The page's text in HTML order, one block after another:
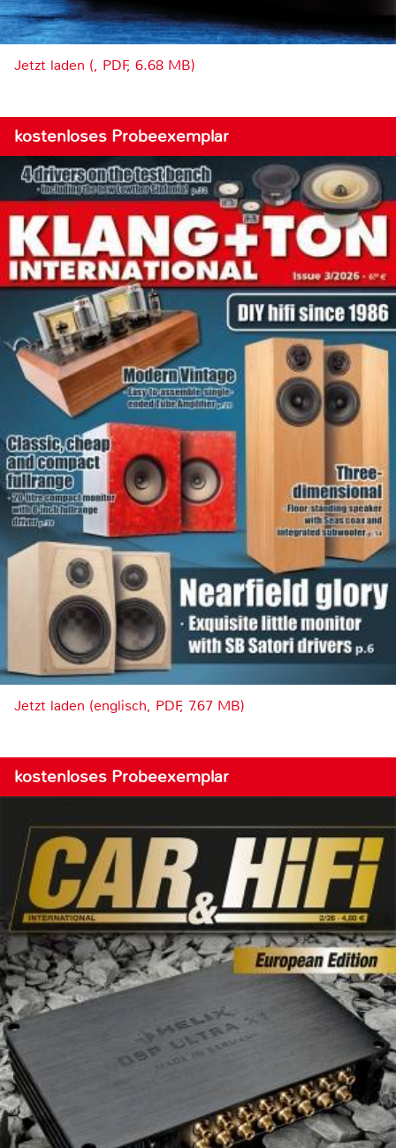
Jetzt laden (, PDF, 6.68 MB)
kostenloses Probeexemplar
Jetzt laden (englisch, PDF, 7.67 MB)
kostenloses Probeexemplar